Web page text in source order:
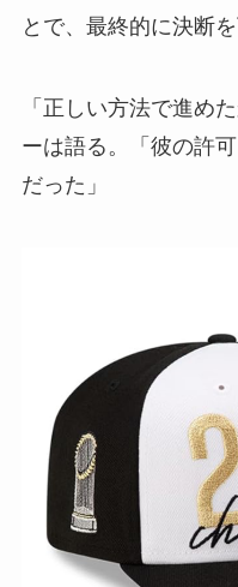
とで、最終的に決断を
「正しい方法で進め
ーは語る。「彼の許
だった」